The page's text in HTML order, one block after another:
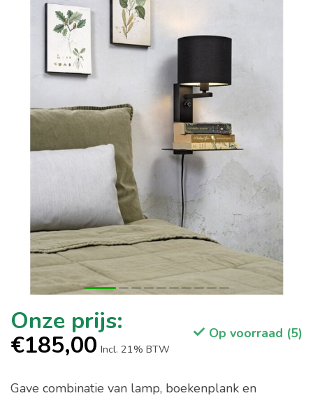
€185,00 Incl. 21% BTW
Op voorraad (5)
Gave combinatie van lamp, boekenplank en